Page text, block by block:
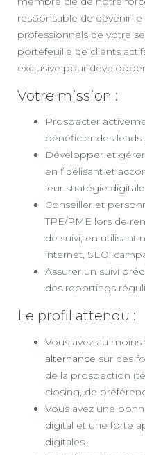
responsable de devenir
professionnels de votre
portefeuille de clients
exclusive pour
Votre mission :
Prospecter
bénéficier des
Développer et
en fidélisant et
leur stratégie
Conseiller et
TPE/PME lors de
de suivi, en utilisant
internet, SEO,
Assurer un suivi
des reportings
Le profil attendu :
Vous avez au moins
alternance sur des
de la prospection
closing, de
Vous avez une
digital et une forte
digitales.